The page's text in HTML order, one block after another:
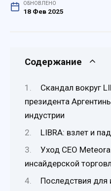
ОБНОВЛЕНО
18 Фев 2025
Содержание
Скандал вокруг
президента
индустрии
LIBRA: взлет и
Уход CEO
инсайдерской
Последствия для